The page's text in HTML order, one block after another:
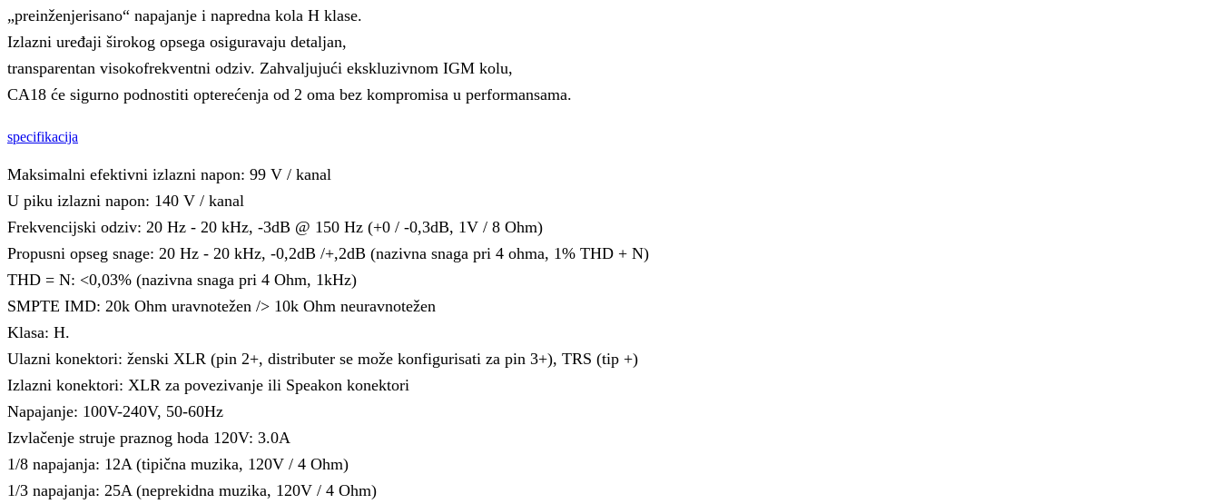
„preinženjerisano“ napajanje i napredna kola H klase.
Izlazni uređaji širokog opsega osiguravaju detaljan,
transparentan visokofrekventni odziv. Zahvaljujući ekskluzivnom IGM kolu,
CA18 će sigurno podnostiti opterećenja od 2 oma bez kompromisa u performansama.
specifikacija
Maksimalni efektivni izlazni napon: 99 V / kanal
U piku izlazni napon: 140 V / kanal
Frekvencijski odziv: 20 Hz - 20 kHz, -3dB @ 150 Hz (+0 / -0,3dB, 1V / 8 Ohm)
Propusni opseg snage: 20 Hz - 20 kHz, -0,2dB /+,2dB (nazivna snaga pri 4 ohma, 1% THD + N)
THD = N: <0,03% (nazivna snaga pri 4 Ohm, 1kHz)
SMPTE IMD: 20k Ohm uravnotežen /> 10k Ohm neuravnotežen
Klasa: H.
Ulazni konektori: ženski XLR (pin 2+, distributer se može konfigurisati za pin 3+), TRS (tip +)
Izlazni konektori: XLR za povezivanje ili Speakon konektori
Napajanje: 100V-240V, 50-60Hz
Izvlačenje struje praznog hoda 120V: 3.0A
1/8 napajanja: 12A (tipična muzika, 120V / 4 Ohm)
1/3 napajanja: 25A (neprekidna muzika, 120V / 4 Ohm)